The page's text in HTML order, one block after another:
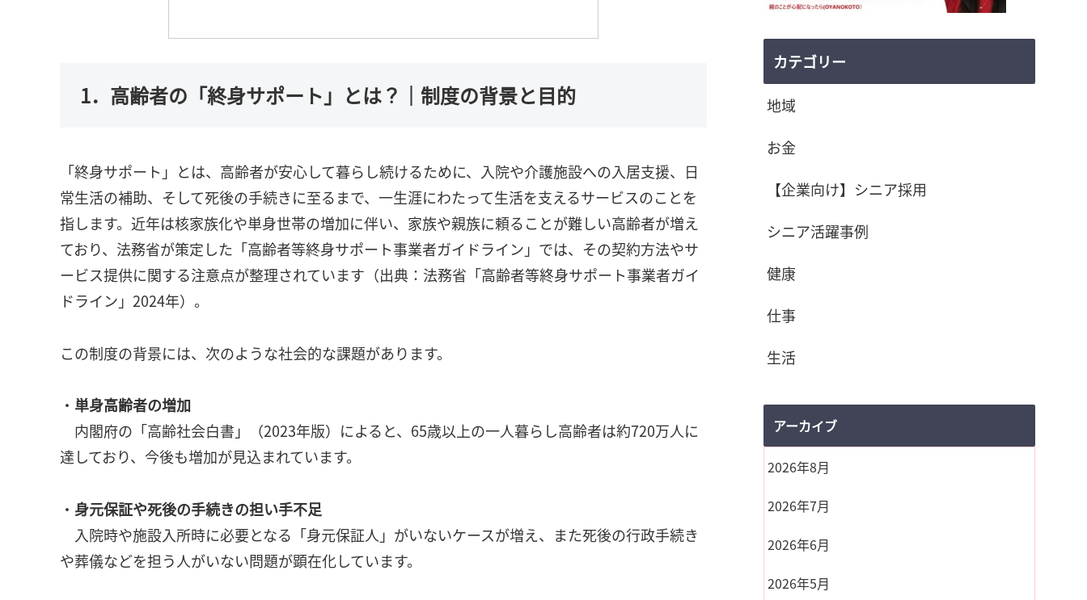
1．高齢者の「終身サポート」とは？｜制度の背景と目的
「終身サポート」とは、高齢者が安心して暮らし続けるために、入院や介護施設への入居支援、日
常生活の補助、そして死後の手続きに至るまで、一生涯にわたって生活を支えるサービスのことを
指します。近年は核家族化や単身世帯の増加に伴い、家族や親族に頼ることが難しい高齢者が増え
ており、法務省が策定した「高齢者等終身サポート事業者ガイドライン」では、その契約方法やサ
ービス提供に関する注意点が整理されています（出典：法務省「高齢者等終身サポート事業者ガイ
ドライン」2024年）。
この制度の背景には、次のような社会的な課題があります。
・ 単身高齢者の増加
内閣府の「高齢社会白書」（2023年版）によると、65歳以上の一人暮らし高齢者は約720万人に
達しており、今後も増加が見込まれています。
・ 身元保証や死後の手続きの担い手不足
入院時や施設入所時に必要となる「身元保証人」がいないケースが増え、また死後の行政手続き
や葬儀などを担う人がいない問題が顕在化しています。
カテゴリー
地域
お金
【企業向け】シニア採用
シニア活躍事例
健康
仕事
生活
アーカイブ
2026年8月
2026年7月
2026年6月
2026年5月